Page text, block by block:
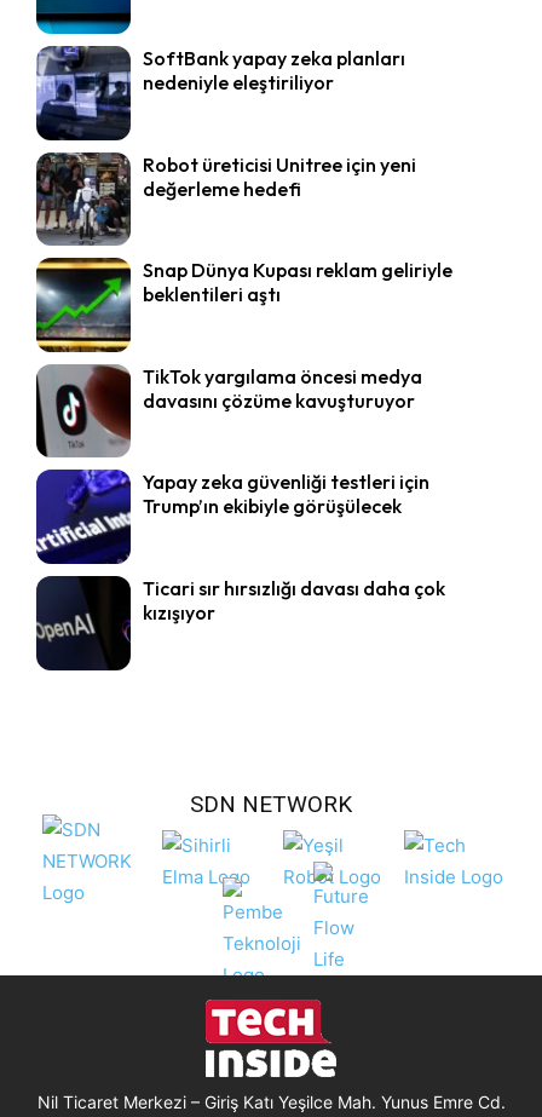
SoftBank yapay zeka planları
nedeniyle eleştiriliyor
Robot üreticisi Unitree için yeni
değerleme hedefi
Snap Dünya Kupası reklam geliriyle
beklentileri aştı
TikTok yargılama öncesi medya
davasını çözüme kavuşturuyor
Yapay zeka güvenliği testleri için
Trump’ın ekibiyle görüşülecek
Ticari sır hırsızlığı davası daha çok
kızışıyor
SDN NETWORK
Nil Ticaret Merkezi – Giriş Katı Yeşilce Mah. Yunus Emre Cd.